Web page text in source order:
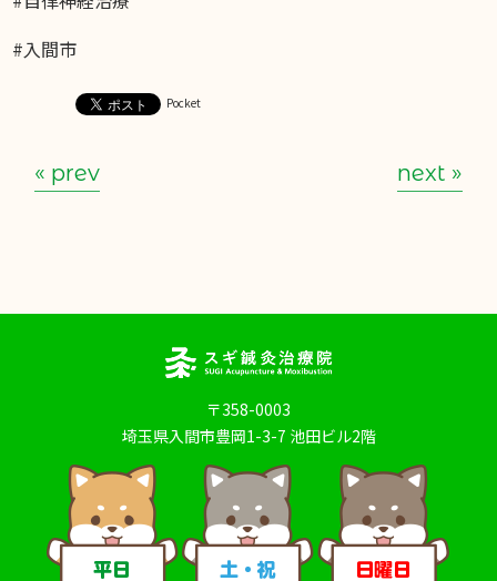
#入間市
Pocket
« prev next »
〒358-0003
埼玉県入間市豊岡1-3-7 池田ビル2階